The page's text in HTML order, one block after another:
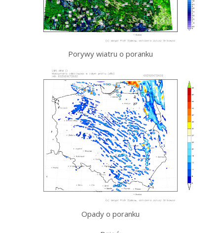
Porywy wiatru o poranku
Opady o poranku